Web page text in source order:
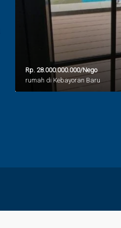
Rp. 28.000.000.000/Nego
rumah di Kebayoran Baru